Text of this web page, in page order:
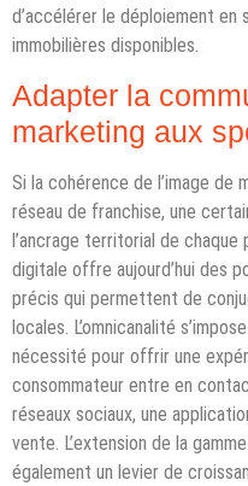
d’accélérer le déploiement en
immobilières disponibles.
Adapter la
marketing aux
Si la cohérence de l’image de
réseau de franchise, une
l’ancrage territorial de
digitale offre aujourd’hui des
précis qui permettent de
locales. L’omnicanalité
nécessité pour offrir une
consommateur entre en
réseaux sociaux, une
vente. L’extension de la
également un levier de